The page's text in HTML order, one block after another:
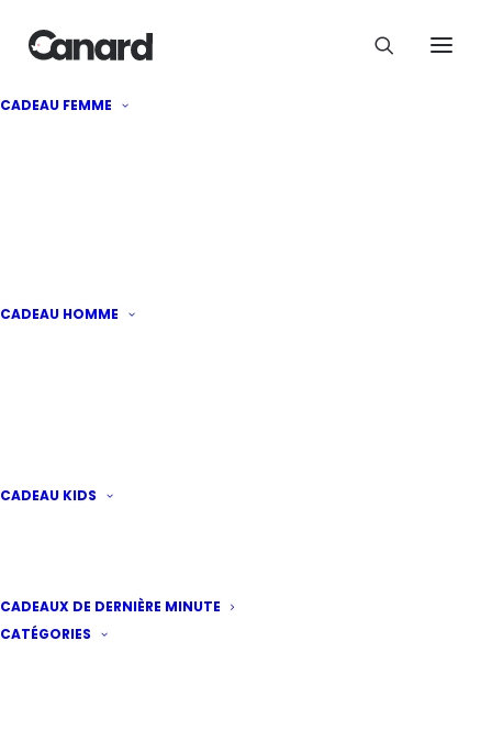
CADEAU FEMME
CADEAU HOMME
CADEAU KIDS
CADEAUX DE DERNIÈRE MINUTE
CATÉGORIES
Construisez votre panier en